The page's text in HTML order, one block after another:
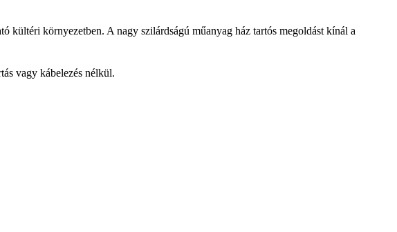
kültéri környezetben. A nagy szilárdságú műanyag ház tartós megoldást kínál a
vagy kábelezés nélkül.